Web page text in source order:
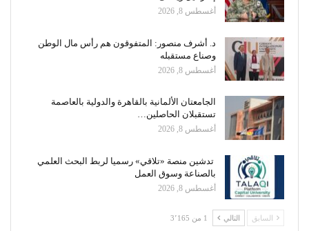
أغسطس 8, 2026
د. أشرف منصور: المتفوقون هم رأس مال الوطن
وصناع مستقبله
أغسطس 8, 2026
الجامعتان الألمانية بالقاهرة والدولية بالعاصمة
تستقبلان الحاصلين…
أغسطس 8, 2026
تدشين منصة «تلاقي» رسميا لربط البحث العلمي
بالصناعة وسوق العمل
أغسطس 8, 2026
السابق التالي 1 من 3٬165